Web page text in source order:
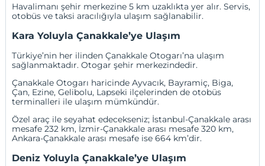
Havalimanı şehir merkezine 5 km uzaklıkta yer alır. Servis,
otobüs ve taksi aracılığıyla ulaşım sağlanabilir.
Kara Yoluyla Çanakkale’ye Ulaşım
Türkiye’nin her ilinden Çanakkale Otogarı’na ulaşım
sağlanmaktadır. Otogar şehir merkezindedir.
Çanakkale Otogarı haricindeAyvacık, Bayramiç, Biga,
Çan, Ezine,Gelibolu, Lapseki ilçelerinden de otobüs
terminalleri ile ulaşım mümkündür.
Özel araç ile seyahat edecekseniz; İstanbul-Çanakkale arası
mesafe 232 km, İzmir-Çanakkale arası mesafe 320 km,
Ankara-Çanakkale arası mesafe ise 664 km’dir.
Deniz Yoluyla Çanakkale’ye Ulaşım